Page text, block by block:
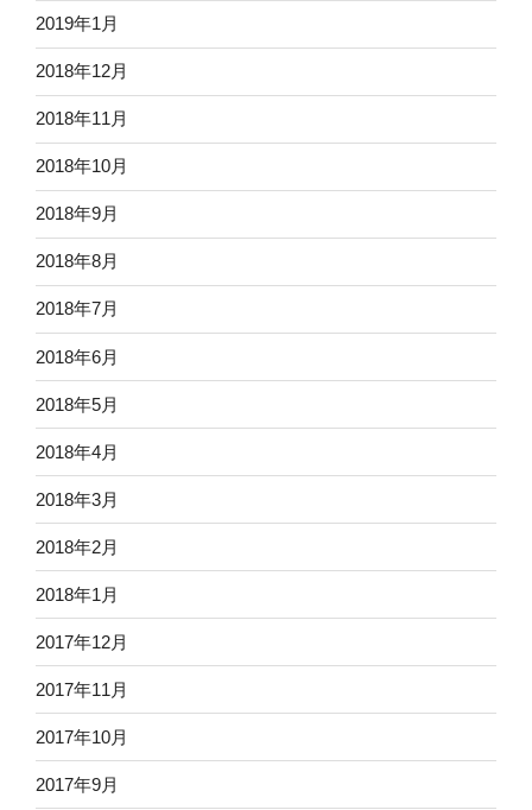
2019年1月
2018年12月
2018年11月
2018年10月
2018年9月
2018年8月
2018年7月
2018年6月
2018年5月
2018年4月
2018年3月
2018年2月
2018年1月
2017年12月
2017年11月
2017年10月
2017年9月